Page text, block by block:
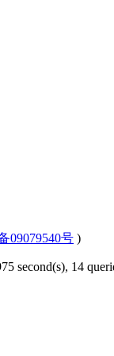
09079540号 )
second(s), 14